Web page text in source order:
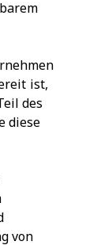
ist,
des
diese
von